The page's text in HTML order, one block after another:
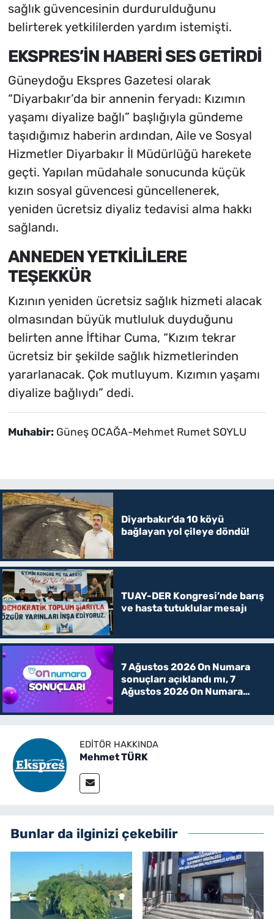
sağlık güvencesinin durdurulduğunu
belirterek yetkililerden yardım istemişti.
EKSPRES’İN HABERİ SES GETİRDİ
Güneydoğu Ekspres Gazetesi olarak
“Diyarbakır’da bir annenin feryadı: Kızımın
yaşamı diyalize bağlı” başlığıyla gündeme
taşıdığımız haberin ardından, Aile ve Sosyal
Hizmetler Diyarbakır İl Müdürlüğü harekete
geçti. Yapılan müdahale sonucunda küçük
kızın sosyal güvencesi güncellenerek,
yeniden ücretsiz diyaliz tedavisi alma hakkı
sağlandı.
ANNEDEN YETKİLİLERE
TEŞEKKÜR
Kızının yeniden ücretsiz sağlık hizmeti alacak
olmasından büyük mutluluk duyduğunu
belirten anne İftihar Cuma, “Kızım tekrar
ücretsiz bir şekilde sağlık hizmetlerinden
yararlanacak. Çok mutluyum. Kızımın yaşamı
diyalize bağlıydı” dedi.
Muhabir: Güneş OCAĞA-Mehmet Rumet SOYLU
Diyarbakır’da 10 köyü
bağlayan yol çileye döndü!
TUAY-DER Kongresi’nde barış
ve hasta tutuklular mesajı
7 Ağustos 2026 On Numara
sonuçları açıklandı mı, 7
Ağustos 2026 On Numara
EDITÖR HAKKINDA
Mehmet TÜRK
Bunlar da ilginizi çekebilir